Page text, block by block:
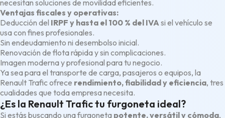
necesitan soluciones de movilidad eficientes.
Ventajas fiscales y operativas:
Deducción del IRPF y hasta el 100 % del IVAsi el vehículo se
usa con fines profesionales.
Sin endeudamiento ni desembolso inicial.
Renovación de flota rápida y sin complicaciones.
Imagen moderna y profesional para tu negocio.
Ya sea para el transporte de carga, pasajeros o equipos, la
Renault Trafic ofrece rendimiento, fiabilidad y eficiencia, tres
cualidades que toda empresa necesita.
¿Es la Renault Trafic tu furgoneta ideal?
Si estás buscando una furgoneta potente, versátil y cómoda,